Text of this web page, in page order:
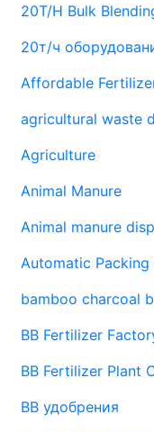
20T/H Bulk
20т/ч
Affordable
agricultural waste
Agriculture
Animal Manure
Animal manure
Automatic Packing
bamboo charcoal
BB Fertilizer
BB Fertilizer Plant
BB удобрения